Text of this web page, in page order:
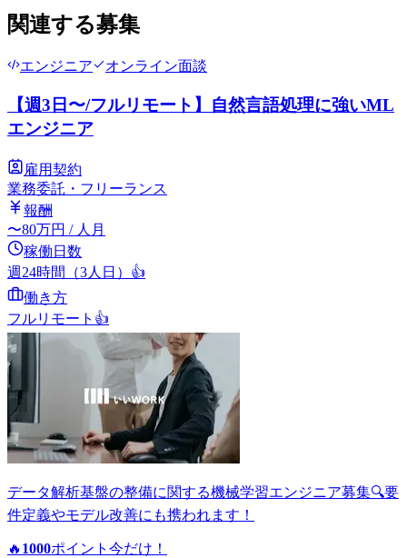
関連する募集
エンジニア オンライン面談
【週3日〜/フルリモート】自然言語処理に強いML
エンジニア
雇用契約
業務委託・フリーランス
報酬
〜80万円 / 人月
稼働日数
週24時間（3人日） 👍
働き方
フルリモート 👍
データ解析基盤の整備に関する機械学習エンジニア募集🔍要
件定義やモデル改善にも携われます！
🔥 1000ポイント 今だけ！